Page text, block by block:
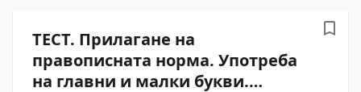
ТЕСТ. Прилагане на
правописната норма. Употреба
на главни и малки букви.